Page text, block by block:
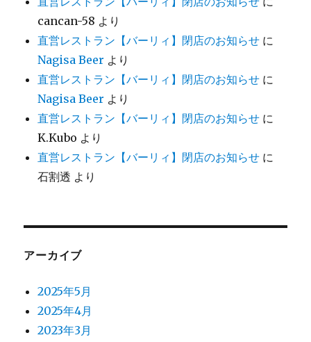
cancan-58 より
直営レストラン【バーリィ】閉店のお知らせ に
Nagisa Beer より
直営レストラン【バーリィ】閉店のお知らせ に
Nagisa Beer より
直営レストラン【バーリィ】閉店のお知らせ に
K.Kubo より
直営レストラン【バーリィ】閉店のお知らせ に
石割透 より
アーカイブ
2025年5月
2025年4月
2023年3月